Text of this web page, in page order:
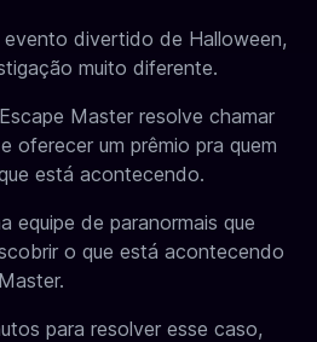
evento divertido de Halloween,
muito diferente.
Master resolve chamar
oferecer um prêmio pra quem
está acontecendo.
equipe de paranormais que
o que está acontecendo
para resolver esse caso,